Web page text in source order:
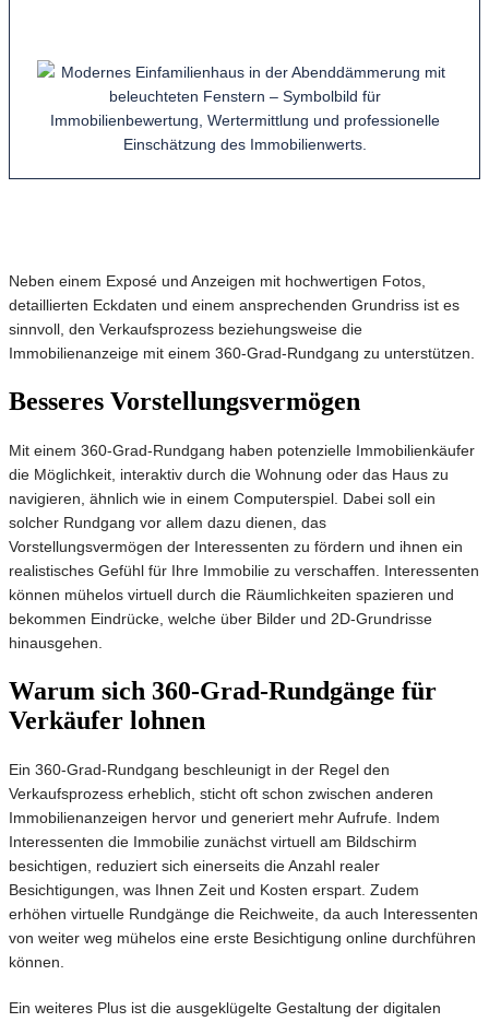
Neben einem Exposé und Anzeigen mit hochwertigen Fotos,
detaillierten Eckdaten und einem ansprechenden Grundriss ist es
sinnvoll, den Verkaufsprozess beziehungsweise die
Immobilienanzeige mit einem 360-Grad-Rundgang zu unterstützen.
Besseres Vorstellungsvermögen
Mit einem 360-Grad-Rundgang haben potenzielle Immobilienkäufer
die Möglichkeit, interaktiv durch die Wohnung oder das Haus zu
navigieren, ähnlich wie in einem Computerspiel. Dabei soll ein
solcher Rundgang vor allem dazu dienen, das
Vorstellungsvermögen der Interessenten zu fördern und ihnen ein
realistisches Gefühl für Ihre Immobilie zu verschaffen. Interessenten
können mühelos virtuell durch die Räumlichkeiten spazieren und
bekommen Eindrücke, welche über Bilder und 2D-Grundrisse
hinausgehen.
Warum sich 360-Grad-Rundgänge für
Verkäufer lohnen
Ein 360-Grad-Rundgang beschleunigt in der Regel den
Verkaufsprozess erheblich, sticht oft schon zwischen anderen
Immobilienanzeigen hervor und generiert mehr Aufrufe. Indem
Interessenten die Immobilie zunächst virtuell am Bildschirm
besichtigen, reduziert sich einerseits die Anzahl realer
Besichtigungen, was Ihnen Zeit und Kosten erspart. Zudem
erhöhen virtuelle Rundgänge die Reichweite, da auch Interessenten
von weiter weg mühelos eine erste Besichtigung online durchführen
können.
Ein weiteres Plus ist die ausgeklügelte Gestaltung der digitalen